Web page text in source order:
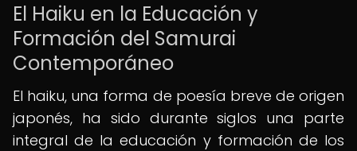
El Haiku en la Educación y
Formación del Samurai
Contemporáneo
El haiku, una forma de poesía breve de origen
japonés, ha sido durante siglos una parte
integral de la educación y formación de los